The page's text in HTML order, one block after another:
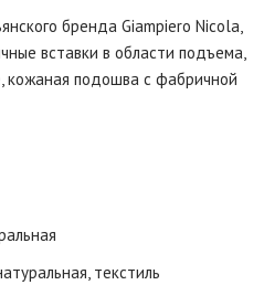
бренда Giampiero Nicola,
вставки в области подъема,
кожаная подошва с фабричной
текстиль